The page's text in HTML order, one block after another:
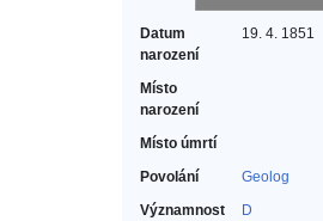
Datum
narození
19. 4. 1851
Místo
narození
Místo úmrtí
Povolání
Geolog‎
Významnost
D